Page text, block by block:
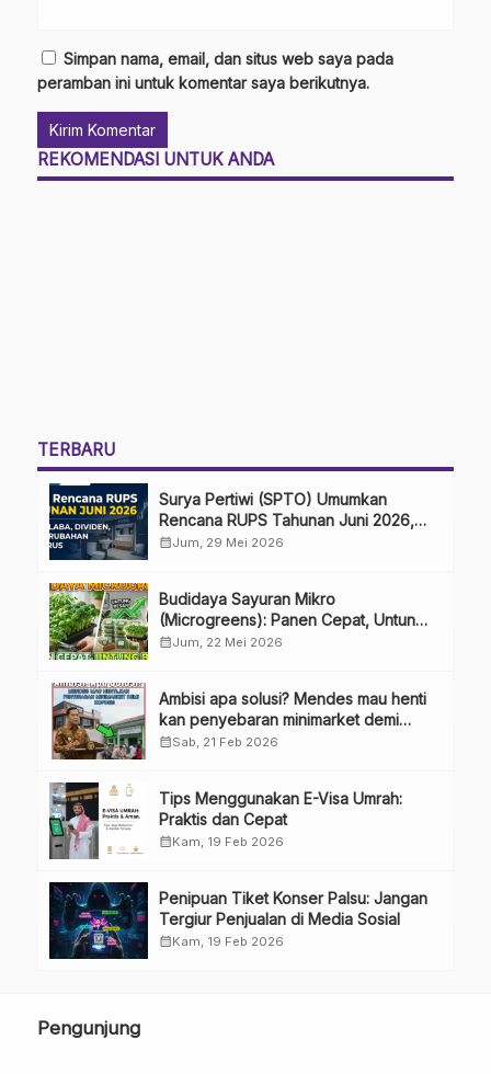
Simpan nama, email, dan situs web saya pada
peramban ini untuk komentar saya berikutnya.
REKOMENDASI UNTUK ANDA
TERBARU
Surya Pertiwi (SPTO) Umumkan
Rencana RUPS Tahunan Juni 2026,
Bahas Penggunaan Laba Hingga
calendar_monthJum, 29 Mei 2026
Budidaya Sayuran Mikro
(Microgreens): Panen Cepat, Untung
Besar
calendar_monthJum, 22 Mei 2026
Ambisi apa solusi? Mendes mau henti
kan penyebaran minimarket demi
kopdes.
calendar_monthSab, 21 Feb 2026
Tips Menggunakan E-Visa Umrah:
Praktis dan Cepat
calendar_monthKam, 19 Feb 2026
Penipuan Tiket Konser Palsu: Jangan
Tergiur Penjualan di Media Sosial
calendar_monthKam, 19 Feb 2026
Pengunjung